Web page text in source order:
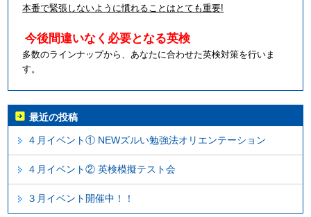
本番で緊張しないように慣れることはとても重要!
今後間違いなく必要となる英検
多数のラインナップから、あなたに合わせた英検対策を行いま
す。
最近の投稿
４月イベント① NEWズルい勉強法オリエンテーション
４月イベント② 英検模擬テスト会
３月イベント開催中！！